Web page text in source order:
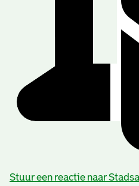
Stuur een reactie naar